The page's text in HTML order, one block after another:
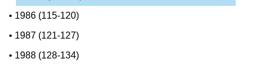
• 1986 (115-120)
• 1987 (121-127)
• 1988 (128-134)